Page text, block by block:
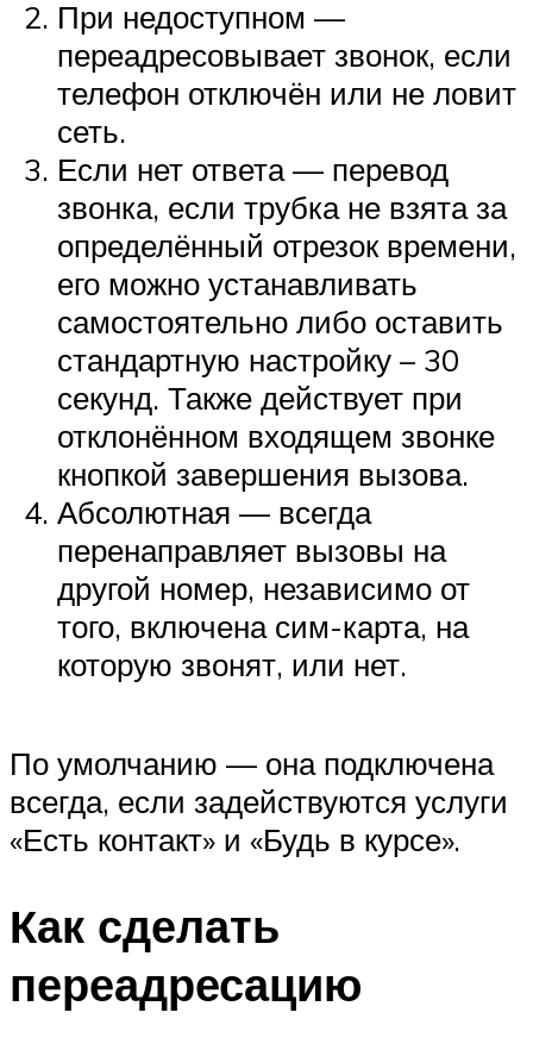
При недоступном —
переадресовывает звонок, если
телефон отключён или не ловит
сеть.
Если нет ответа — перевод
звонка, если трубка не взята за
определённый отрезок времени,
его можно устанавливать
самостоятельно либо оставить
стандартную настройку – 30
секунд. Также действует при
отклонённом входящем звонке
кнопкой завершения вызова.
Абсолютная — всегда
перенаправляет вызовы на
другой номер, независимо от
того, включена сим-карта, на
которую звонят, или нет.
По умолчанию — она подключена
всегда, если задействуются услуги
«Есть контакт» и «Будь в курсе».
Как сделать
переадресацию